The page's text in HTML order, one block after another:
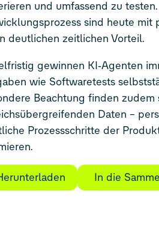
und umfassend zu
sind heute
deutlichen zeitlichen Vorteil.
gewinnen KI‑Agenten
wie Softwaretests
Beachtung finden
Daten –
Prozessschritte der
In die